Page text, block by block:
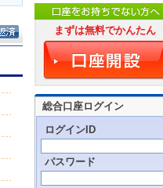
まずは無料でかんたん
総合口座ログイン
ログインID
パスワード